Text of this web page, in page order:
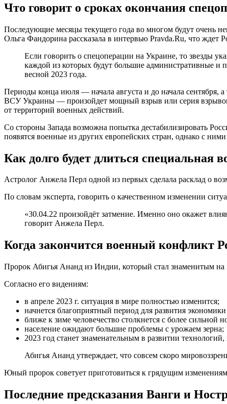
Что говорит о сроках окончания
Последующие месяцы текущего года во многом будут очень
Ольга Фандорина рассказала в интервью Pravda.Ru, что ждет
Если говорить о спецоперации на Украине, то звезды
каждой из которых будут большие административные и
весной 2023 года.
Периоды конца июля — начала августа и до начала сентября,
ВСУ Украины — произойдет мощный взрыв или серия
от территорий военных действий.
Со стороны Запада возможна попытка дестабилизировать
появятся военные из других европейских стран, однако с
Как долго будет длиться
Астролог Анжела Перл одной из первых сделала расклад о
По словам эксперта, говорить о качественном изменении
«30.04.22 произойдёт затмение. Именно оно окажет
говорит Анжела Перл.
Когда закончится военный конфликт
Пророк Абигья Ананд из Индии, который стал знаменитым на
Согласно его видениям:
в апреле 2023 г. ситуация в мире полностью изменится;
начнется благоприятный период для развития
ближе к зиме человечество столкнется с более сильной
население ожидают большие проблемы с урожаем зерна;
2023 год станет знаменательным в развитии
Абигья Ананд утверждает, что совсем скоро
Юный пророк советует приготовиться к грядущим
Последние предсказания Ванги и